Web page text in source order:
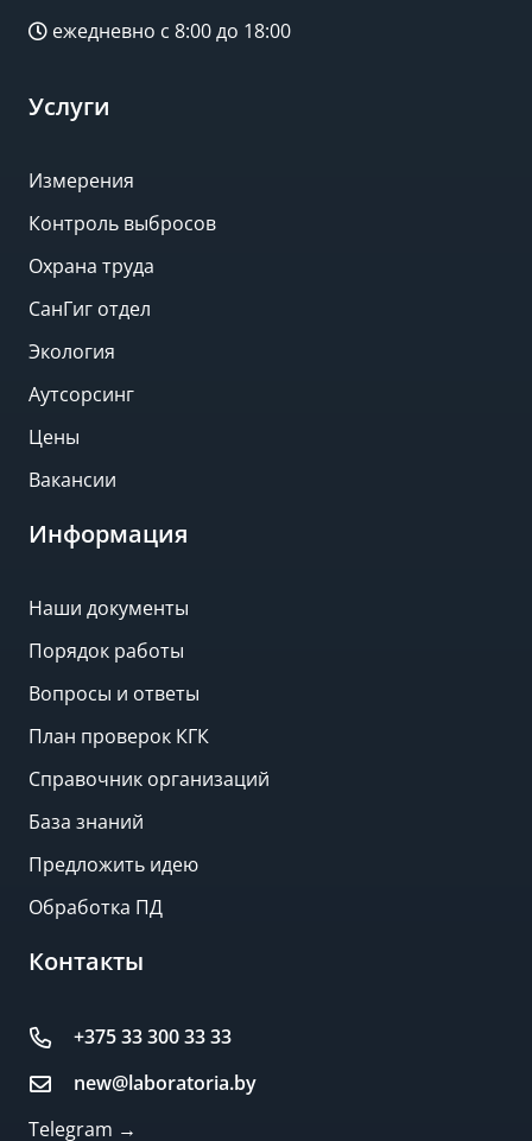
ежедневно с 8:00 до 18:00
Услуги
Измерения
Контроль выбросов
Охрана труда
СанГиг отдел
Экология
Аутсорсинг
Цены
Вакансии
Информация
Наши документы
Порядок работы
Вопросы и ответы
План проверок КГК
Справочник организаций
База знаний
Предложить идею
Обработка ПД
Контакты
+375 33 300 33 33
new@laboratoria.by
Telegram →